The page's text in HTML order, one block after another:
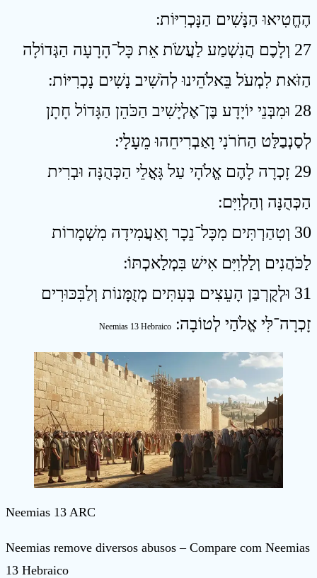
הֶחֱטִיאוּ הַנָּשִׁים הַנָּכְרִיּוֹת ׃
27 וְלָכֶם הֲנִשְׁמַע לַעֲשֹׂת אֵת כָּל־הָרָעָה הַגְּדוֹלָה
הַזֹּאת לִמְעֹל בֵּאלֹהֵינוּ לְהֹשִׁיב נָשִׁים נָכְרִיּוֹת ׃
28 וּמִבְּנֵי יוֹיָדָע בֶּן־אֶלְיָשִׁיב הַכֹּהֵן הַגָּדוֹל חָתָן
לְסַנְבַלַּט הַחֹרֹנִי וָאַבְרִיחֵהוּ מֵעָלָי ׃
29 זָכְרָה לָהֶם אֱלֹהָי עַל גָּאֳלֵי הַכְּהֻנָּה וּבְרִית
הַכְּהֻנָּה וְהַלְוִיִּם ׃
30 וְטִהַרְתִּים מִכָּל־נֵכָר וָאַעֲמִידָה מִשְׁמָרוֹת
לַכֹּהֲנִים וְלַלְוִיִּם אִישׁ בִּמְלַאכְתּוֹ ׃
31 וּלְקֻרְבַּן הָעֵצִים בְּעִתִּים מְזֻמָּנוֹת וְלַבִּכּוּרִים
זָכְרָה־לִּי אֱלֹהַי לְטוֹבָה ׃ Neemias 13 Hebraico
Neemias 13 ARC
Neemias remove diversos abusos – Compare com Neemias
13 Hebraico